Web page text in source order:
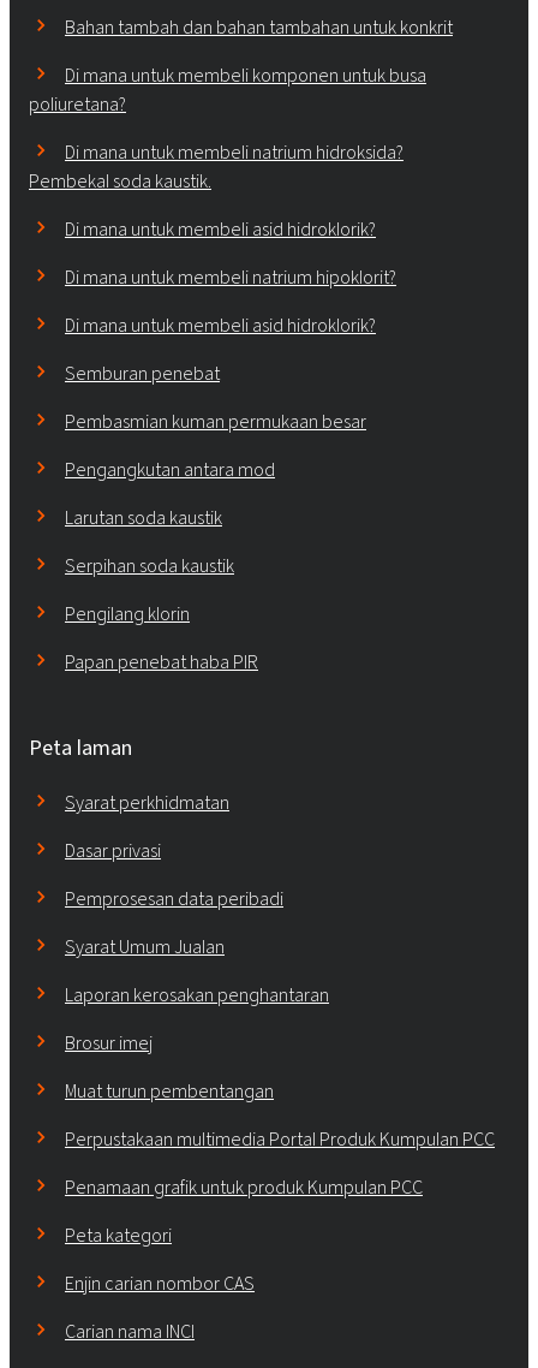
Bahan tambah dan bahan tambahan untuk konkrit
Di mana untuk membeli komponen untuk busa
poliuretana?
Di mana untuk membeli natrium hidroksida?
Pembekal soda kaustik.
Di mana untuk membeli asid hidroklorik?
Di mana untuk membeli natrium hipoklorit?
Di mana untuk membeli asid hidroklorik?
Semburan penebat
Pembasmian kuman permukaan besar
Pengangkutan antara mod
Larutan soda kaustik
Serpihan soda kaustik
Pengilang klorin
Papan penebat haba PIR
Peta laman
Syarat perkhidmatan
Dasar privasi
Pemprosesan data peribadi
Syarat Umum Jualan
Laporan kerosakan penghantaran
Brosur imej
Muat turun pembentangan
Perpustakaan multimedia Portal Produk Kumpulan PCC
Penamaan grafik untuk produk Kumpulan PCC
Peta kategori
Enjin carian nombor CAS
Carian nama INCI